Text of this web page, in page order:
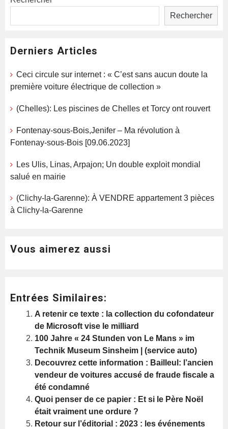
Rechercher
Derniers Articles
Ceci circule sur internet : « C’est sans aucun doute la
première voiture électrique de collection »
(Chelles): Les piscines de Chelles et Torcy ont rouvert
Fontenay-sous-Bois,Jenifer – Ma révolution à
Fontenay-sous-Bois [09.06.2023]
Les Ulis, Linas, Arpajon; Un double exploit mondial
salué en mairie
(Clichy-la-Garenne): À VENDRE appartement 3 pièces
à Clichy-la-Garenne
Vous aimerez aussi
Entrées Similaires:
A retenir ce texte : la collection du cofondateur
de Microsoft vise le milliard
100 Jahre « 24 Stunden von Le Mans » im
Technik Museum Sinsheim | (service auto)
Decouvrez cette information : Bailleul: l’ancien
vendeur de voitures accusé de fraude fiscale a
été condamné
Quoi penser de ce papier : Et si le Père Noël
était vraiment une ordure ?
Retour sur l’éditorial : 2023 : les événements